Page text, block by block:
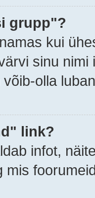
grupp"?
kui
sinu
olla
link?
infot,
mis